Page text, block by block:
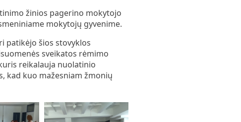
žinios pagerino mokytojo
mokytojų gyvenime.
patikėjo šios stovyklos
sveikatos rėmimo
reikalauja nuolatinio
kad kuo mažesniam žmonių